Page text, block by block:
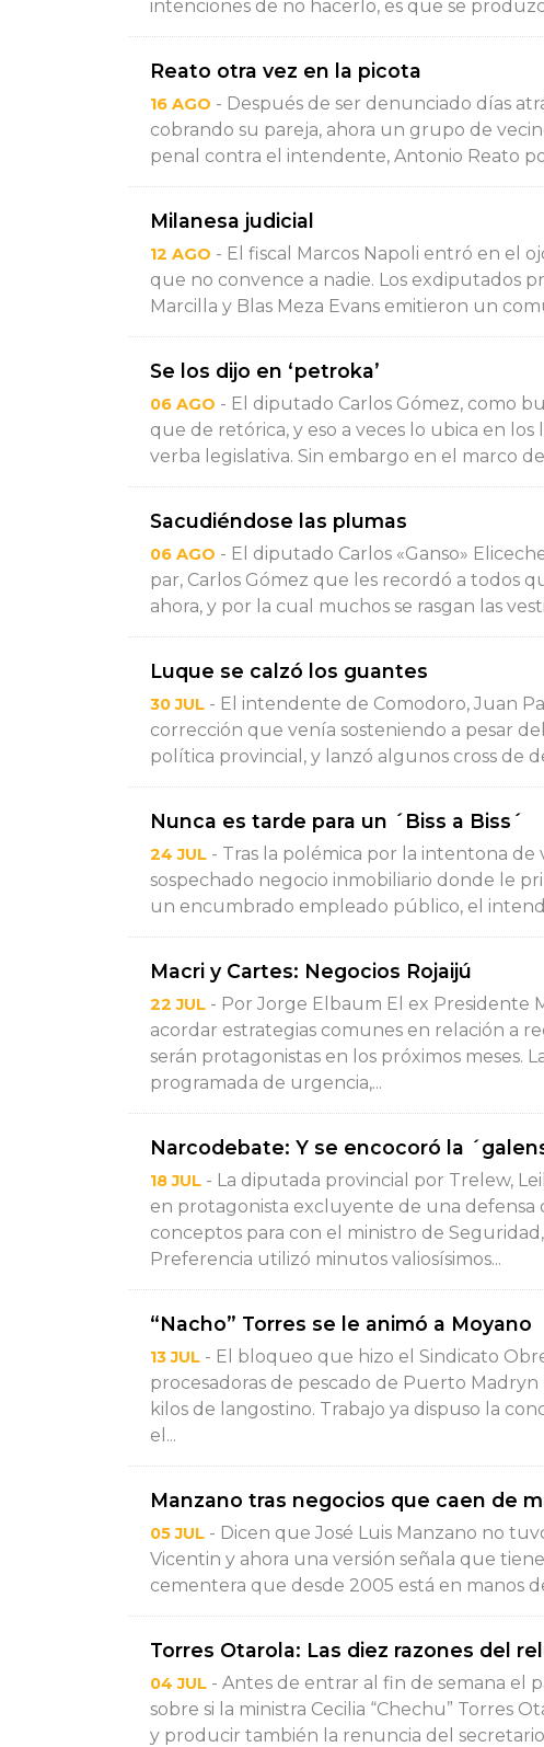
intenciones de no hacerlo, es que se
Reato otra vez en la picota
16 AGO - Después de ser denunciado días
cobrando su pareja, ahora un grupo de
penal contra el intendente, Antonio Reato
Milanesa judicial
12 AGO - El fiscal Marcos Napoli entró en el
que no convence a nadie. Los exdiputados
Marcilla y Blas Meza Evans emitieron un
Se los dijo en ‘petroka’
06 AGO - El diputado Carlos Gómez, como
que de retórica, y eso a veces lo ubica en
verba legislativa. Sin embargo en el marco
Sacudiéndose las plumas
06 AGO - El diputado Carlos «Ganso»
par, Carlos Gómez que les recordó a todos
ahora, y por la cual muchos se rasgan las
Luque se calzó los guantes
30 JUL - El intendente de Comodoro, Juan
corrección que venía sosteniendo a pesar
política provincial, y lanzó algunos cross de
Nunca es tarde para un ´Biss a Biss´
24 JUL - Tras la polémica por la intentona
sospechado negocio inmobiliario donde le
un encumbrado empleado público, el
Macri y Cartes: Negocios Rojaijú
22 JUL - Por Jorge Elbaum El ex Presidente
acordar estrategias comunes en relación a
serán protagonistas en los próximos meses.
programada de urgencia,...
Narcodebate: Y se encocoró la
18 JUL - La diputada provincial por Trelew,
en protagonista excluyente de una defensa
conceptos para con el ministro de
Preferencia utilizó minutos valiosísimos...
“Nacho” Torres se le animó a Moyano
13 JUL - El bloqueo que hizo el Sindicato
procesadoras de pescado de Puerto
kilos de langostino. Trabajo ya dispuso la
el...
Manzano tras negocios que caen de
05 JUL - Dicen que José Luis Manzano no
Vicentin y ahora una versión señala que
cementera que desde 2005 está en manos
Torres Otarola: Las diez razones del
04 JUL - Antes de entrar al fin de semana el
sobre si la ministra Cecilia “Chechu” Torres
y producir también la renuncia del secretario